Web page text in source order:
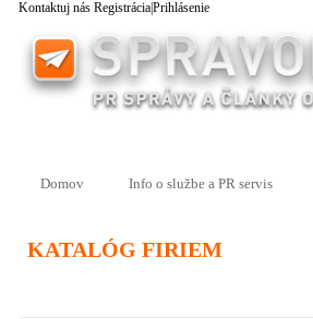
Kontaktuj nás RegistráciaPrihlásenie
Domov Info o službe a PR servis
KATALÓG FIRIEM